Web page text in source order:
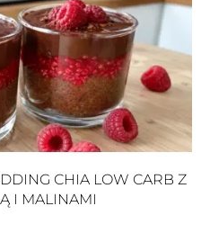
CHIA LOW CARB Z
I MALINAMI